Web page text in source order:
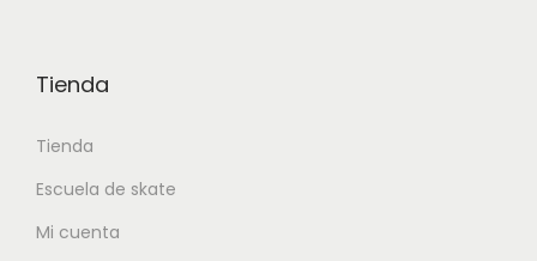
Tienda
Tienda
Escuela de skate
Mi cuenta